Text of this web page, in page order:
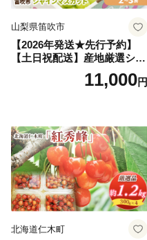
山梨県笛吹市
【2026年発送★先行予約】
【土日祝配送】産地厳選シャ
インマスカット1.2kg～1.3kg
（2房～3房）※沖縄・離島配
笛吹市 山梨県 フルーツ 果物
ぶどう 葡萄 大粒 シャインマ
スカット おすすめ シャイン
マスカット 贈答 ギフト 産地
笛吹市 シャインマスカット
笛吹 葡萄 国産 ぶどう 人気
国産 1.2kg 先行｜
11,000円
北海道仁木町